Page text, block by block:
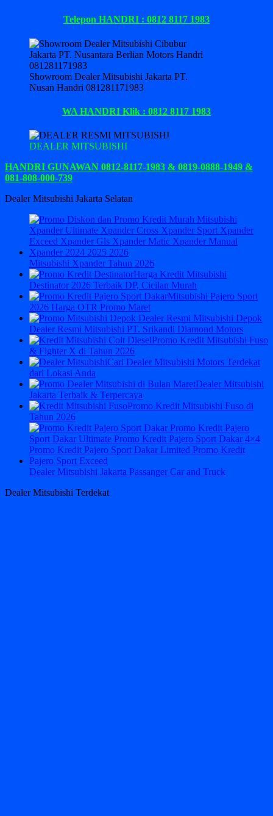
Telepon HANDRI : 0812 8117 1983
Showroom Dealer Mitsubishi Jakarta PT.
Nusan Handri 081281171983
WA HANDRI Klik : 0812 8117 1983
DEALER MITSUBISHI
HANDRI GUNAWAN 0812-8117-1983 & 0819-0888-1949 &
081-808-000-739
Dealer Mitsubishi Jakarta Selatan
Mitsubishi Xpander Tahun 2026
Harga Kredit Mitsubishi
Destinator 2026 Terbaik DP, Cicilan Murah
Mitsubishi Pajero Sport
2026 Harga OTR Promo Maret
Dealer Resmi Mitsubishi PT. Srikandi Diamond Motors
Promo Kredit Mitsubishi Fuso
& Fighter X di Tahun 2026
Cari Dealer Mitsubishi Motors Terdekat
dari Lokasi Anda
Dealer Mitsubishi
Jakarta Terbaik & Terpercaya
Promo Kredit Mitsubishi Fuso di
Tahun 2026
Dealer Mitsubishi Jakarta Passanger Car and Truck
Dealer Mitsubishi Terdekat